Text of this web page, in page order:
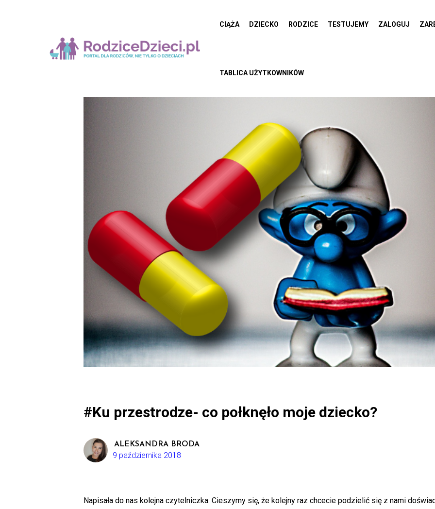
CIĄŻA DZIECKO RODZICE TESTUJEMY ZALOGUJ
TABLICA UŻYTKOWNIKÓW
#Ku przestrodze- co połknęło moje dziecko?
ALEKSANDRA BRODA
9 października 2018
Napisała do nas kolejna czytelniczka. Cieszymy się, że kolejny raz chcecie podzielić się z nami